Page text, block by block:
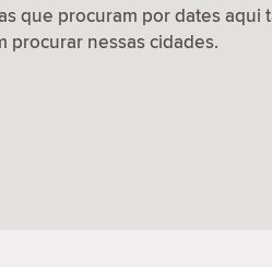
que procuram por dates aqui
procurar nessas cidades.